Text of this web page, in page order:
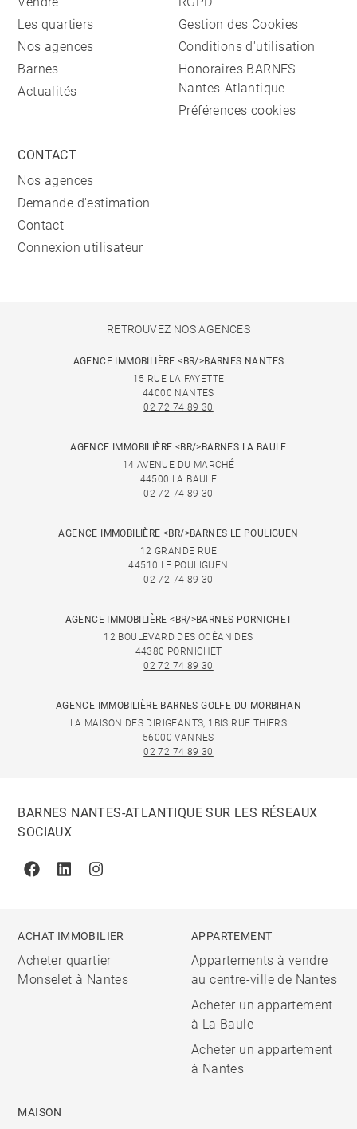
Les quartiers
Nos agences
Barnes
Actualités
Gestion des Cookies
Conditions d'utilisation
Honoraires BARNES
Nantes-Atlantique
Préférences cookies
CONTACT
Nos agences
Demande d'estimation
Contact
Connexion utilisateur
RETROUVEZ NOS AGENCES
AGENCE IMMOBILIÈRE <BR/>BARNES NANTES
15 RUE LA FAYETTE
44000 NANTES
02 72 74 89 30
AGENCE IMMOBILIÈRE <BR/>BARNES LA BAULE
14 AVENUE DU MARCHÉ
44500 LA BAULE
02 72 74 89 30
AGENCE IMMOBILIÈRE <BR/>BARNES LE POULIGUEN
12 GRANDE RUE
44510 LE POULIGUEN
02 72 74 89 30
AGENCE IMMOBILIÈRE <BR/>BARNES PORNICHET
12 BOULEVARD DES OCÉANIDES
44380 PORNICHET
02 72 74 89 30
AGENCE IMMOBILIÈRE BARNES GOLFE DU MORBIHAN
LA MAISON DES DIRIGEANTS, 1BIS RUE THIERS
56000 VANNES
02 72 74 89 30
BARNES NANTES-ATLANTIQUE SUR LES RÉSEAUX
SOCIAUX
FacebookLinkedinInstagram
ACHAT IMMOBILIER
Acheter quartier
Monselet à Nantes
APPARTEMENT
Appartements à vendre
au centre-ville de Nantes
Acheter un appartement
à La Baule
Acheter un appartement
à Nantes
MAISON